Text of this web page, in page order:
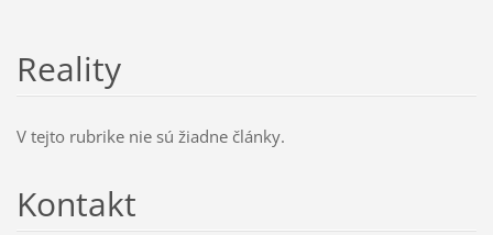
Reality
V tejto rubrike nie sú žiadne články.
Kontakt